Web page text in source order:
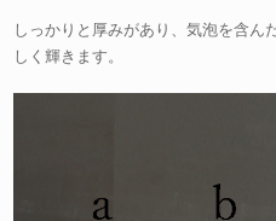
しっかりと厚みがあり、気泡を含ん
しく輝きます。